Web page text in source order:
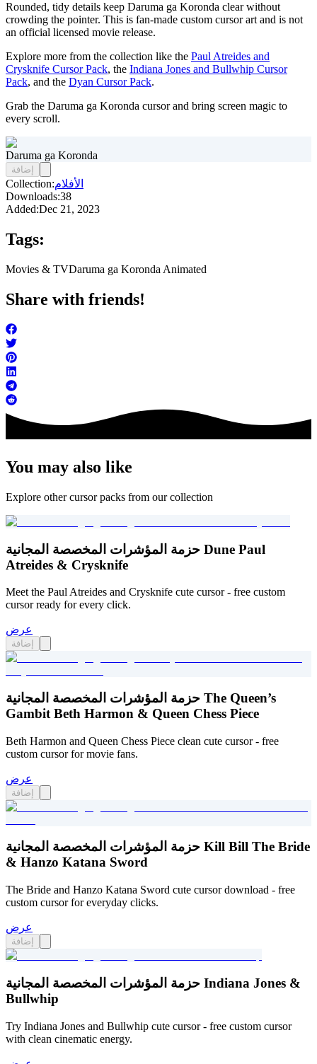
Rounded, tidy details keep Daruma ga Koronda clear without
crowding the pointer. This is fan-made custom cursor art and is not
an official licensed movie release.
Explore more from the collection like the Paul Atreides and
Crysknife Cursor Pack, the Indiana Jones and Bullwhip Cursor
Pack, and the Dyan Cursor Pack.
Grab the Daruma ga Koronda cursor and bring screen magic to
every scroll.
Daruma ga Koronda
إضافة
Collection:الأفلام
Downloads:38
Added:Dec 21, 2023
Tags:
Movies & TVDaruma ga Koronda Animated
Share with friends!
You may also like
Explore other cursor packs from our collection
حزمة المؤشرات المخصصة المجانية Dune Paul
Atreides & Crysknife
Meet the Paul Atreides and Crysknife cute cursor - free custom
cursor ready for every click.
عرض
إضافة
حزمة المؤشرات المخصصة المجانية The Queen’s
Gambit Beth Harmon & Queen Chess Piece
Beth Harmon and Queen Chess Piece clean cute cursor - free
custom cursor for movie fans.
عرض
إضافة
حزمة المؤشرات المخصصة المجانية Kill Bill The Bride
& Hanzo Katana Sword
The Bride and Hanzo Katana Sword cute cursor download - free
custom cursor for everyday clicks.
عرض
إضافة
حزمة المؤشرات المخصصة المجانية Indiana Jones &
Bullwhip
Try Indiana Jones and Bullwhip cute cursor - free custom cursor
with clean cinematic energy.